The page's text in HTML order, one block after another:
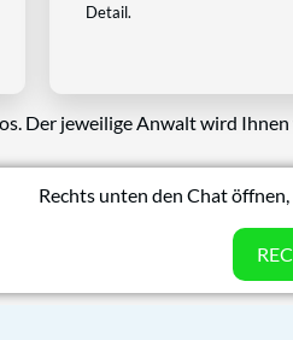
Detail.
Der jeweilige Anwalt wird
Rechts unten den Chat